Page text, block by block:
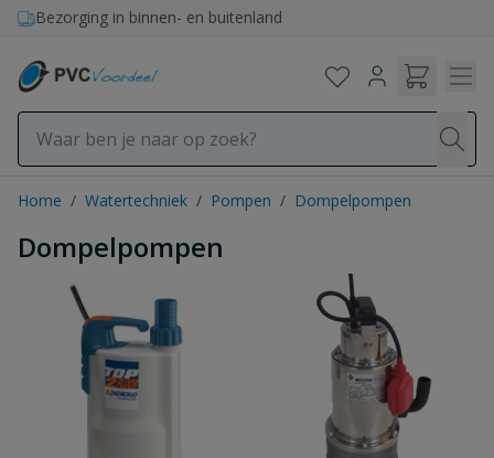
Ga naar de inhoud
Bezorging in binnen- en buitenland
Home / Watertechniek / Pompen / Dompelpompen
Dompelpompen